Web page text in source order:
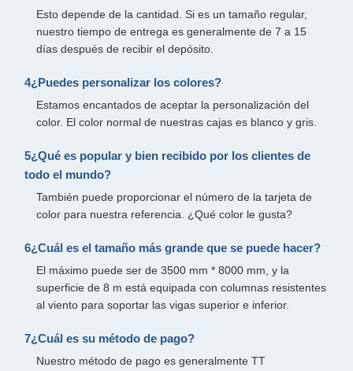
Esto depende de la cantidad. Si es un tamaño regular,
nuestro tiempo de entrega es generalmente de 7 a 15
días después de recibir el depósito.
4¿Puedes personalizar los colores?
Estamos encantados de aceptar la personalización del
color. El color normal de nuestras cajas es blanco y gris.
5¿Qué es popular y bien recibido por los clientes de
todo el mundo?
También puede proporcionar el número de la tarjeta de
color para nuestra referencia. ¿Qué color le gusta?
6¿Cuál es el tamaño más grande que se puede hacer?
El máximo puede ser de 3500 mm * 8000 mm, y la
superficie de 8 m está equipada con columnas resistentes
al viento para soportar las vigas superior e inferior.
7¿Cuál es su método de pago?
Nuestro método de pago es generalmente TT